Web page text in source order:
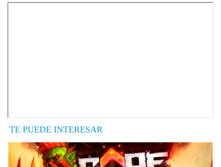
TE PUEDE INTERESAR